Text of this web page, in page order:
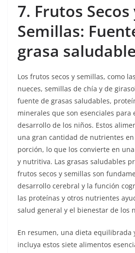
7. Frutos Secos
Semillas:
grasa saludable
Los frutos secos y semillas, como
nueces, semillas de chía y de
fuente de grasas saludables,
minerales que son esenciales para
desarrollo de los niños. Estos
una gran cantidad de nutrientes
porción, lo que los convierte en
y nutritiva. Las grasas saludables
frutos secos y semillas son
desarrollo cerebral y la función
las proteínas y otros nutrientes
salud general y el bienestar de los
En resumen, una dieta equilibrada
incluya estos siete alimentos